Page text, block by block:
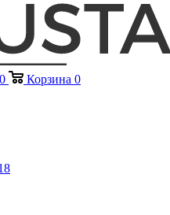
0 Корзина 0